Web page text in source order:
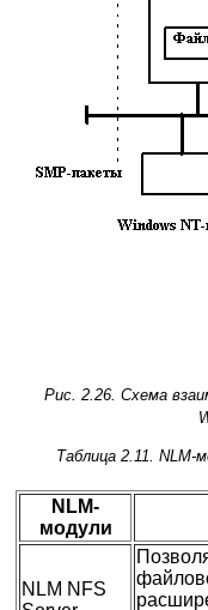
Рис. 2.26. Схема
Таблица 2.11. NLM-
NLM-
модули
NLM NFS